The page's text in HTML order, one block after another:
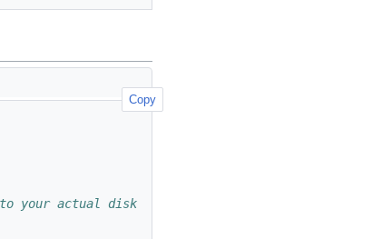
to your actual disk
Copy